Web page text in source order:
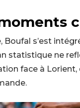
s’est
statistique ne
face à